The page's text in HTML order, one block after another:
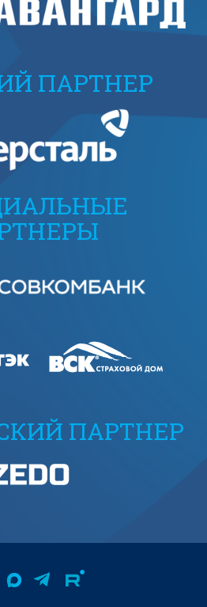
ПАРТНЕР
ПАРТНЕР